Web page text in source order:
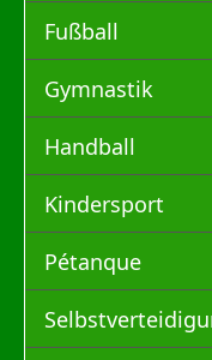
Fußball
Gymnastik
Handball
Kindersport
Pétanque